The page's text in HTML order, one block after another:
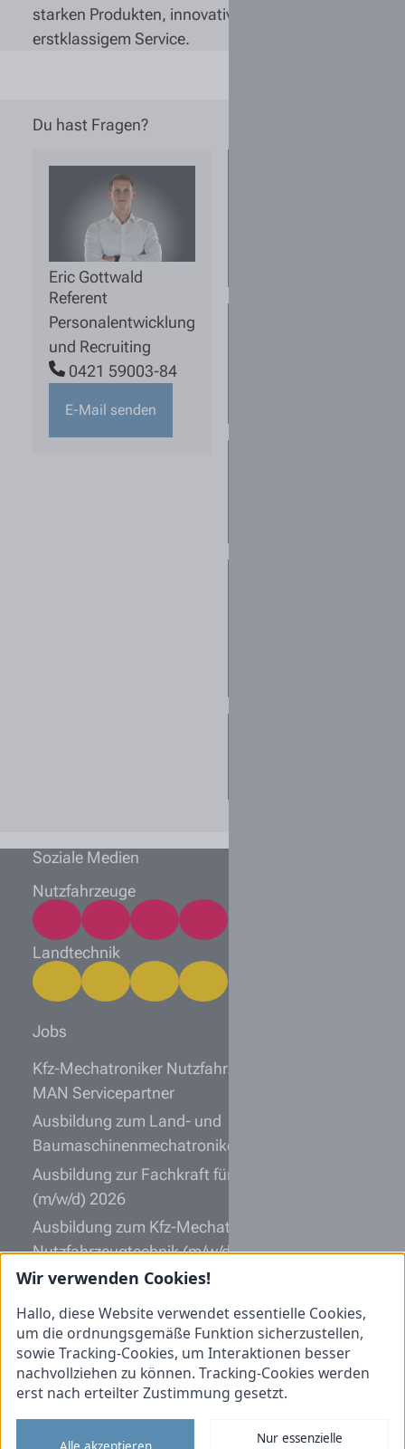
starken Produkten, innovativer Technik und
erstklassigem Service.
Du hast Fragen?
Eric Gottwald
Referent
Personalentwicklung
und Recruiting
0421 59003-84
E-Mail senden
Soziale Medien
Nutzfahrzeuge
Landtechnik
Jobs
Kfz-Mechatroniker Nutzfahrzeugtechnik (m/w/d)
MAN Servicepartner
Ausbildung zum Land- und
Baumaschinenmechatroniker (m/w/d)
Ausbildung zur Fachkraft für Lagerlogistik
(m/w/d) 2026
Ausbildung zum Kfz-Mechatroniker
Nutzfahrzeugtechnik (m/w/d)
Werkstattmeister Nutzfahrzeugtechnik (m/w/d)
MAN Servicepartner
Informationen
Initiativbewerbung
Datenschutz
Wir verwenden Cookies!
Hallo, diese Website verwendet essentielle Cookies,
um die ordnungsgemäße Funktion sicherzustellen,
sowie Tracking-Cookies, um Interaktionen besser
nachvollziehen zu können. Tracking-Cookies werden
erst nach erteilter Zustimmung gesetzt.
Nur essenzielle